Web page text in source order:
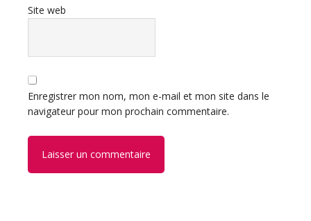
Site web
Enregistrer mon nom, mon e-mail et mon site dans le
navigateur pour mon prochain commentaire.